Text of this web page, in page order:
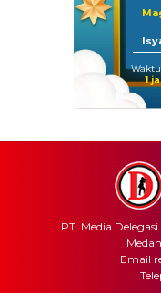
1
PT. Media
Email